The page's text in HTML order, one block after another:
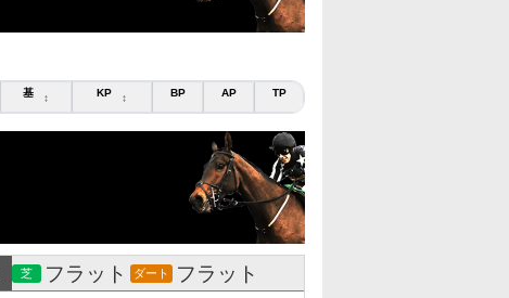
基 ↕ KP ↕ BP AP TP
芝 フラット ダート フラット